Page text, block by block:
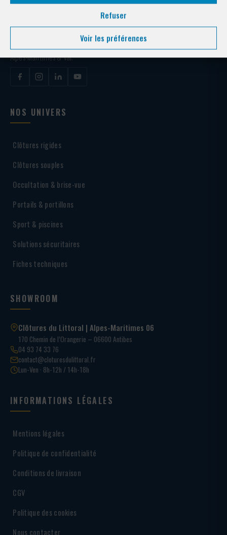
Refuser
Voir les préférences
Votre expert clôture depuis plus de 40 ans. Conception, fabrication et
pose pour collectivités, entreprises, copropriétés et particuliers —
Alpes-Maritimes & Var.
NOS UNIVERS
Clôtures rigides
Clôtures souples
Occultation & brise-vue
Portails & portillons
Sport & piscines
Solutions sécuritaires
Fiches techniques
SHOWROOM
Clôtures du Littoral | Alpes-Maritimes 06
170 Chemin de l’Orangerie – 06600 Antibes
04 93 74 33 76
contact@cloturesdulittoral.fr
Lun-Ven · 8h-12h / 14h-18h
INFORMATIONS LÉGALES
Mentions légales
Politique de confidentialité
Conditions de livraison
CGV
Politique des cookies
Nous contacter